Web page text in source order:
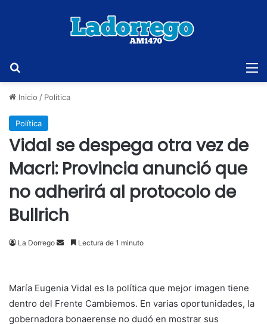
Inicio / Política
Política
Vidal se despega otra vez de
Macri: Provincia anunció que
no adherirá al protocolo de
Bullrich
La Dorrego
SendLectura de 1 minuto
María Eugenia Vidal es la política que mejor imagen tiene
dentro del Frente Cambiemos. En varias oportunidades, la
gobernadora bonaerense no dudó en mostrar sus